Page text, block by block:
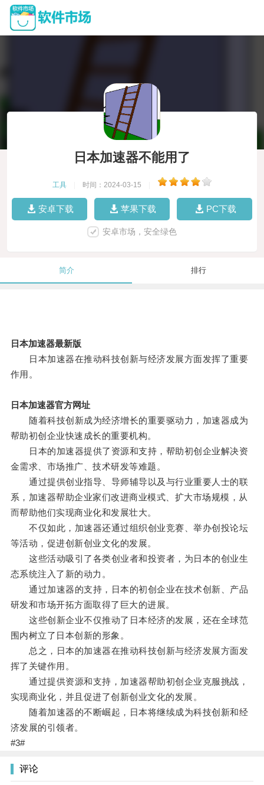
日本加速器不能用了
工具 时间：2024-03-15
安卓下载 苹果下载 PC下载
安卓市场，安全绿色
简介 排行
日本加速器最新版
日本加速器在推动科技创新与经济发展方面发挥了重要
作用。
日本加速器官方网址
随着科技创新成为经济增长的重要驱动力，加速器成为
帮助初创企业快速成长的重要机构。
日本的加速器提供了资源和支持，帮助初创企业解决资
金需求、市场推广、技术研发等难题。
通过提供创业指导、导师辅导以及与行业重要人士的联
系，加速器帮助企业家们改进商业模式、扩大市场规模，从
而帮助他们实现商业化和发展壮大。
不仅如此，加速器还通过组织创业竞赛、举办创投论坛
等活动，促进创新创业文化的发展。
这些活动吸引了各类创业者和投资者，为日本的创业生
态系统注入了新的动力。
通过加速器的支持，日本的初创企业在技术创新、产品
研发和市场开拓方面取得了巨大的进展。
这些创新企业不仅推动了日本经济的发展，还在全球范
围内树立了日本创新的形象。
总之，日本的加速器在推动科技创新与经济发展方面发
挥了关键作用。
通过提供资源和支持，加速器帮助初创企业克服挑战，
实现商业化，并且促进了创新创业文化的发展。
随着加速器的不断崛起，日本将继续成为科技创新和经
济发展的引领者。
#3#
评论